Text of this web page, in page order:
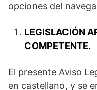
opciones del
LEGISLACIÓN
COMPETENTE.
El presente Aviso
en castellano, y se